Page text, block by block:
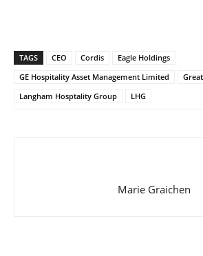
TAGS CEO Cordis
Eagle Holdings
GE Hospitality Asset Management Limited
Langham Hosptality Group
LHG
Marie Graichen